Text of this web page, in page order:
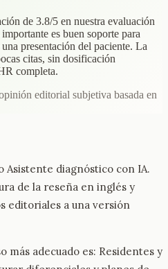
de 3.8/5 en nuestra evaluación
es buen soporte para
presentación del paciente. La
citas, sin dosificación
completa.
editorial subjetiva basada en
Asistente diagnóstico con IA.
de la reseña en inglés y
editoriales a una versión
más adecuado es: Residentes y